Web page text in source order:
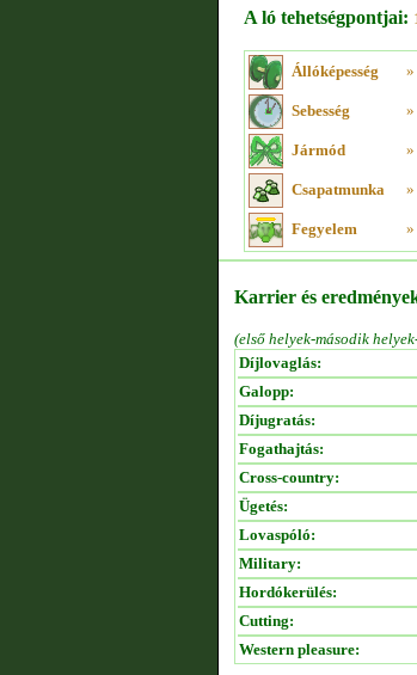
A ló tehetségpontjai:
Állóképesség »
Sebesség »
Jármód »
Csapatmunka »
Fegyelem »
Karrier és
(első helyek-második
Díjlovaglás:
Galopp:
Díjugratás:
Fogathajtás:
Cross-country:
Ügetés:
Lovaspóló:
Military:
Hordókerülés:
Cutting:
Western pleasure: